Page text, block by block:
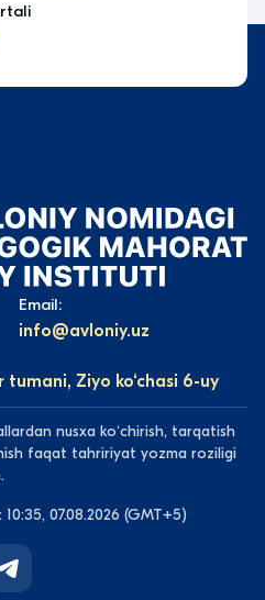
Email:
info@avloniy.uz
Ziyo ko‘chasi 6-uy
nusxa koʻchirish, tarqatish
faqat tahririyat yozma roziligi
07.08.2026 (GMT+5)